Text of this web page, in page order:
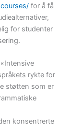
for å få
for studenter
rykte for
støtten som er
konsentrerte